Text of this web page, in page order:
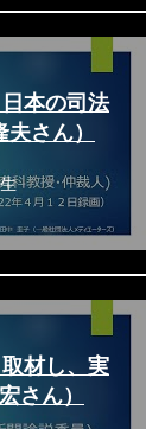
さん）
さん）